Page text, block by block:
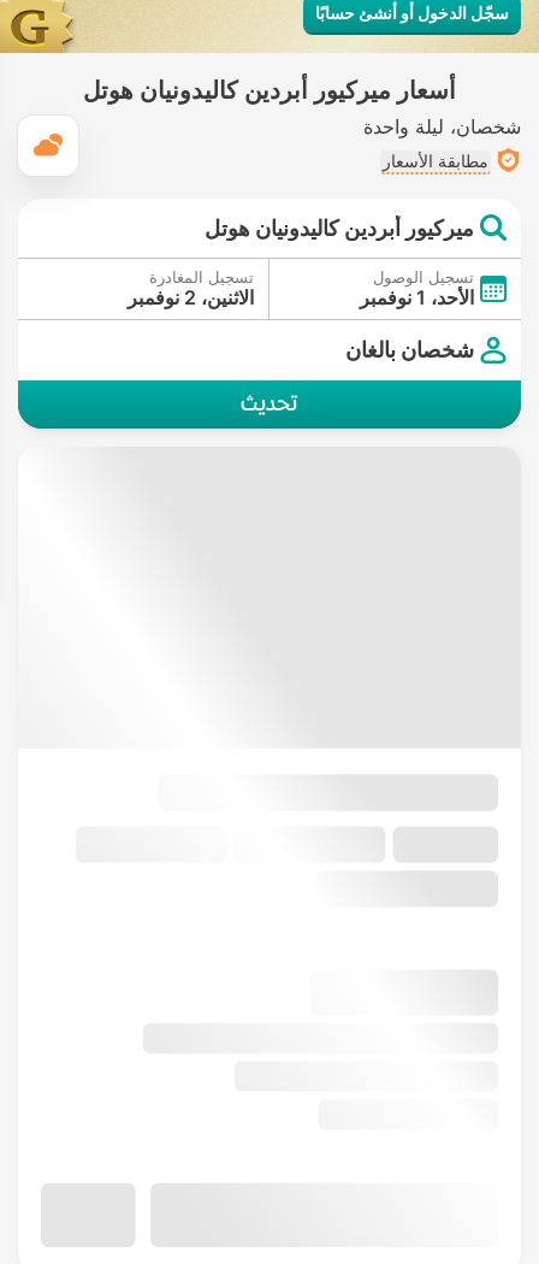
سجّل الدخول أو أنشئ حسابًا
أسعار ميركيور أبردين كاليدونيان هوتل
شخصان ليلة واحدة
مطابقة الأسعار
ميركيور أبردين كاليدونيان هوتل
تسجيل الوصول
الأحد، 1 نوفمبر
تسجيل المغادرة
الاثنين، 2 نوفمبر
شخصان بالغان
تحديث